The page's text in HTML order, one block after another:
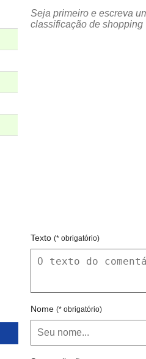
Seja primeiro e escreva
classificação de shopping
Texto (* obrigatório)
Nome (* obrigatório)